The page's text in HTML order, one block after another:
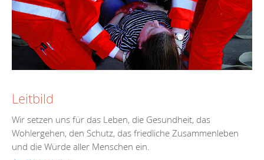
Leitbild
Wir setzen uns für das Leben, die Gesundheit, das
Wohlergehen, den Schutz, das friedliche Zusammenleben
und die Würde aller Menschen ein.